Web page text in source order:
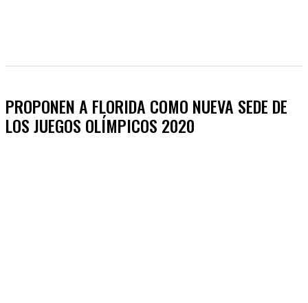
PROPONEN A FLORIDA COMO NUEVA SEDE DE
LOS JUEGOS OLÍMPICOS 2020